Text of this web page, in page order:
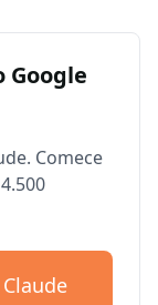
Google
Comece